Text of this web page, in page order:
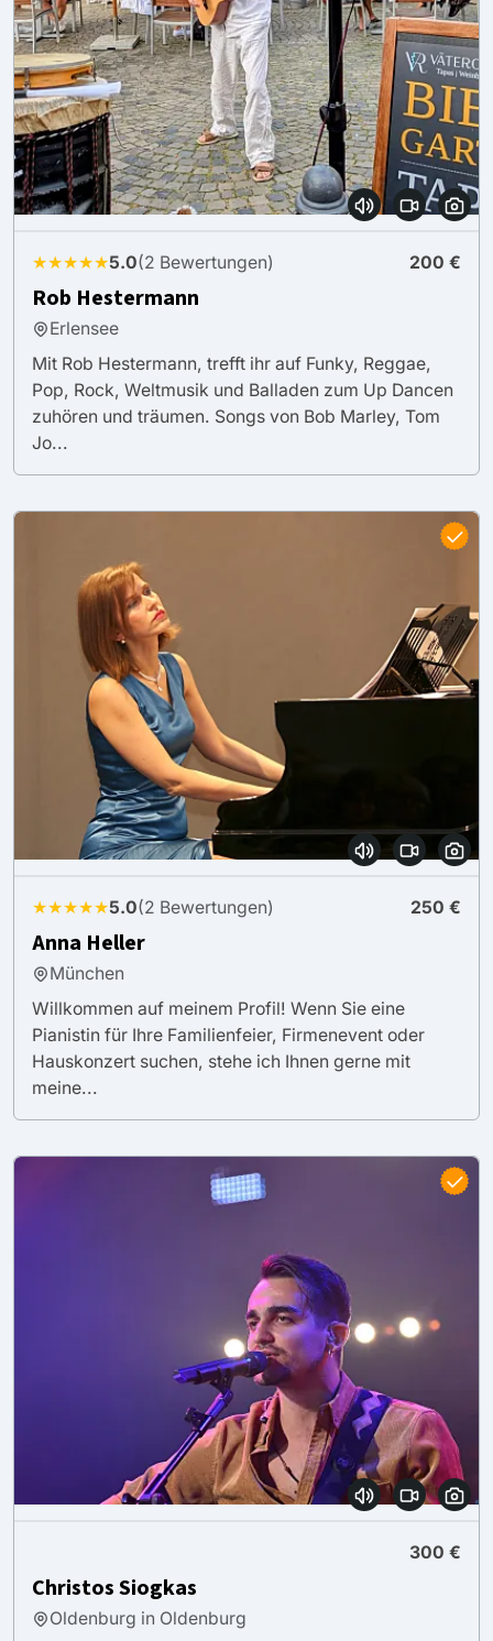
★★★★★5.0(2 Bewertungen) 200 €
Rob Hestermann
Erlensee
Mit Rob Hestermann, trefft ihr auf Funky, Reggae,
Pop, Rock, Weltmusik und Balladen zum Up Dancen
zuhören und träumen. Songs von Bob Marley, Tom
Jo...
★★★★★5.0(2 Bewertungen) 250 €
Anna Heller
München
Willkommen auf meinem Profil! Wenn Sie eine
Pianistin für Ihre Familienfeier, Firmenevent oder
Hauskonzert suchen, stehe ich Ihnen gerne mit
meine...
300 €
Christos Siogkas
Oldenburg in Oldenburg